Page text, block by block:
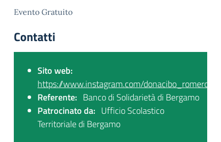
Evento Gratuito
Contatti
Sito web:
https://www.instagram.com/donacibo_romero/
Referente: Banco di Solidarietà di Bergamo
Patrocinato da: Ufficio Scolastico
Territoriale di Bergamo